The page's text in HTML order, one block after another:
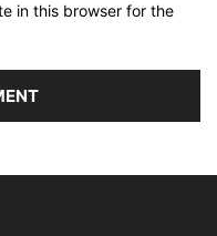
in this browser for the